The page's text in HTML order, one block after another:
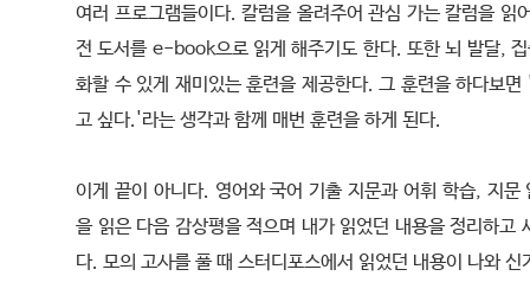
여러 프로그램들이다. 칼럼을 올려주어 관심 가는 칼럼을 읽
전 도서를 e-book으로 읽게 해주기도 한다. 또한 뇌 발달,
화할 수 있게 재미있는 훈련을 제공한다. 그 훈련을 하다보
고 싶다.'라는 생각과 함께 매번 훈련을 하게 된다.
이게 끝이 아니다. 영어와 국어 기출 지문과 어휘 학습, 지문
을 읽은 다음 감상평을 적으며 내가 읽었던 내용을 정리하고
다. 모의 고사를 풀 때 스터디포스에서 읽었던 내용이 나와 신